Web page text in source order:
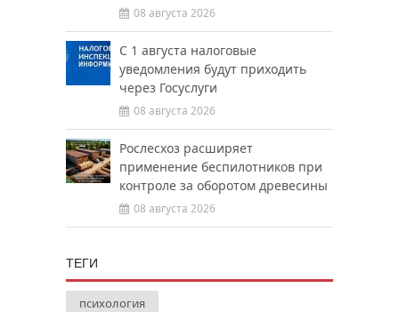
08 августа 2026
С 1 августа налоговые
уведомления будут приходить
через Госуслуги
08 августа 2026
Рослесхоз расширяет
применение беспилотников при
контроле за оборотом древесины
08 августа 2026
ТЕГИ
психология